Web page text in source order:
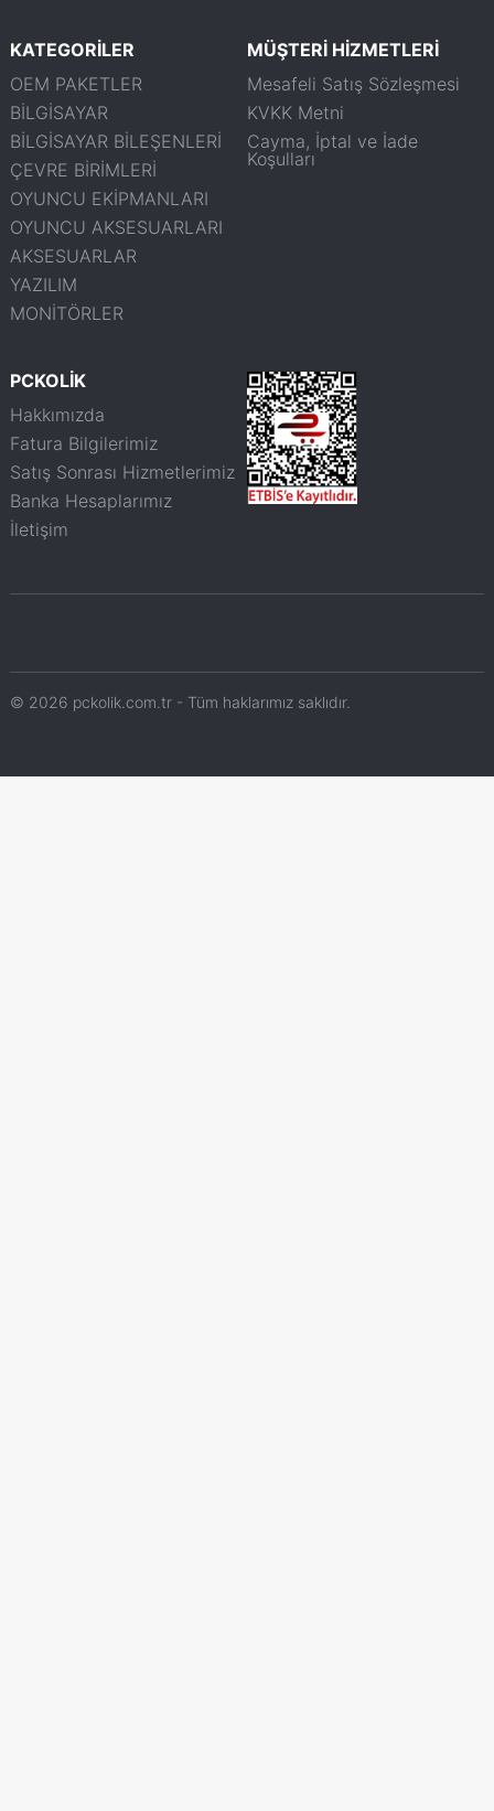
KATEGORİLER
OEM PAKETLER
BİLGİSAYAR
BİLGİSAYAR BİLEŞENLERİ
ÇEVRE BİRİMLERİ
OYUNCU EKİPMANLARI
OYUNCU AKSESUARLARI
AKSESUARLAR
YAZILIM
MONİTÖRLER
MÜŞTERİ HİZMETLERİ
Mesafeli Satış Sözleşmesi
KVKK Metni
Cayma, İptal ve İade
Koşulları
PCKOLİK
Hakkımızda
Fatura Bilgilerimiz
Satış Sonrası Hizmetlerimiz
Banka Hesaplarımız
İletişim
© 2026 pckolik.com.tr - Tüm haklarımız saklıdır.